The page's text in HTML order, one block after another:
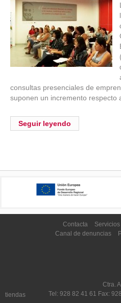
consultas presenciales de
suponen un incremento respecto
Seguir leyendo
Contacta Servicios
Canal de denuncias
Ctra.
Tel: 928 82 41 61 Fax:
tiendas